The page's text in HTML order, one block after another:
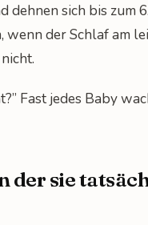
sich bis zum
der Schlaf am
Fast jedes Baby
der sie